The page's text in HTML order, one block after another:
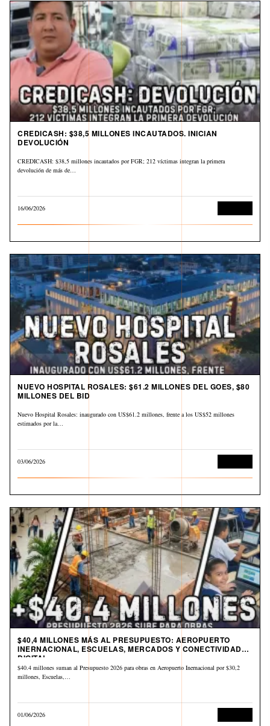
CREDICASH: $38,5 MILLONES INCAUTADOS. INICIAN
DEVOLUCIÓN
CREDICASH: $38,5 millones incautados por FGR; 212 víctimas integran la primera
devolución de más de…
16/06/2026
NUEVO HOSPITAL ROSALES: $61.2 MILLONES DEL GOES, $80
MILLONES DEL BID
Nuevo Hospital Rosales: inaugurado con US$61.2 millones, frente a los US$52 millones
estimados por la…
03/06/2026
$40,4 MILLONES MÁS AL PRESUPUESTO: AEROPUERTO
INERNACIONAL, ESCUELAS, MERCADOS Y CONECTIVIDAD
DIGITAL
$40.4 millones suman al Presupuesto 2026 para obras en Aeropuerto Inernacional por $30,2
millones, Escuelas,…
01/06/2026